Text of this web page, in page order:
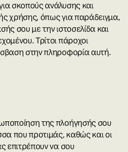
σκοπούς ανάλυσης και
χρήσης, όπως για παράδειγμα,
σου με την ιστοσελίδα και
Τρίτοι πάροχοι
στην πληροφορία αυτή.
της πλοήγησής σου
που προτιμάς, καθώς και οι
επιτρέπουν να σου